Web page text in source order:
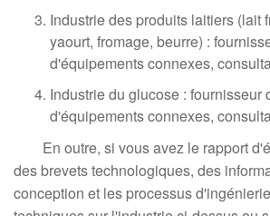
Industrie des produits laitiers (lait
yaourt, fromage, beurre) :
d'équipements connexes,
Industrie du glucose : fournisseur
d'équipements connexes,
En outre, si vous avez le rapport
des brevets technologiques, des
conception et les processus